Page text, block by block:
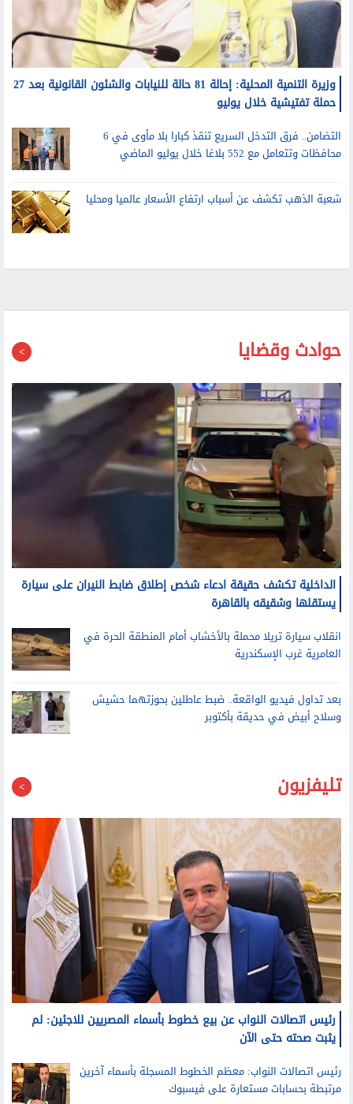
وزيرة التنمية المحلية: إحالة 81 حالة للنيابات والشئون القانونية بعد 27
حملة تفتيشية خلال يوليو
التضامن.. فرق التدخل السريع تنقذ كبارا بلا مأوى في 6
محافظات وتتعامل مع 552 بلاغا خلال يوليو الماضي
شعبة الذهب تكشف عن أسباب ارتفاع الأسعار عالميا ومحليا
حوادث وقضايا
الداخلية تكشف حقيقة ادعاء شخص إطلاق ضابط النيران على سيارة
يستقلها وشقيقه بالقاهرة
انقلاب سيارة تريلا محملة بالأخشاب أمام المنطقة الحرة في
العامرية غرب الإسكندرية
بعد تداول فيديو الواقعة.. ضبط عاطلين بحوزتهما حشيش
وسلاح أبيض في حديقة بأكتوبر
تليفزيون
رئيس اتصالات النواب عن بيع خطوط بأسماء المصريين للاجئين: لم
يثبت صحته حتى الآن
رئيس اتصالات النواب: معظم الخطوط المسجلة بأسماء آخرين
مرتبطة بحسابات مستعارة على فيسبوك